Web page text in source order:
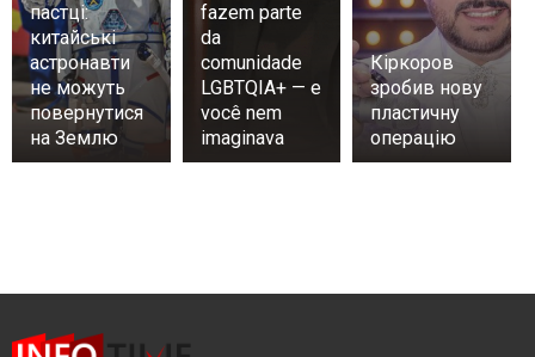
пастці:
китайські
астронавти
не можуть
повернутися
на Землю
fazem parte
da
comunidade
LGBTQIA+ — e
você nem
imaginava
Кіркоров
зробив нову
пластичну
операцію